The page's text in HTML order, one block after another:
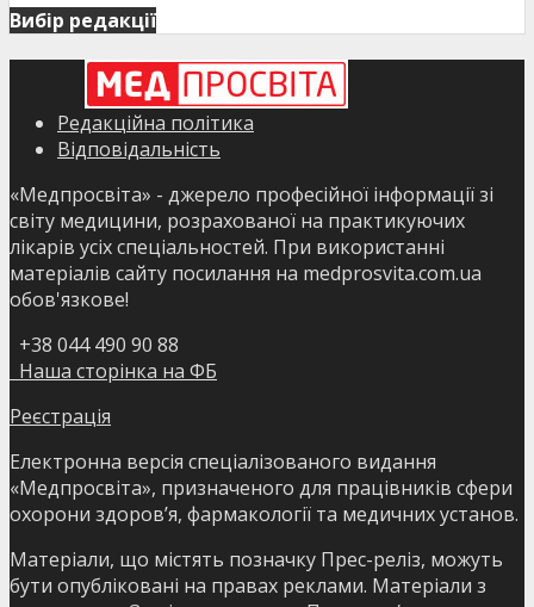
Вибір редакції
Редакційна політика
Відповідальність
«Медпросвіта» - джерело професійної інформації зі
світу медицини, розрахованої на практикуючих
лікарів усіх спеціальностей. При використанні
матеріалів сайту посилання на medprosvita.com.ua
обов'язкове!
+38 044 490 90 88
Наша сторінка на ФБ
Реєстрація
Електронна версія спеціалізованого видання
«Медпросвіта», призначеного для працівників сфери
охорони здоров’я, фармакології та медичних установ.
Матеріали, що містять позначку Прес-реліз, можуть
бути опубліковані на правах реклами. Матеріали з